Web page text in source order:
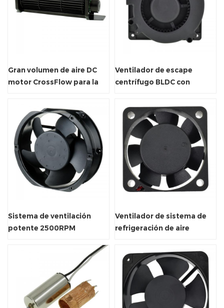
Gran volumen de aire DC
motor CrossFlow para la
Ventilador de escape
centrífugo BLDC con
Sistema de ventilación
potente 2500RPM
Ventilador de sistema de
refrigeración de aire
automático